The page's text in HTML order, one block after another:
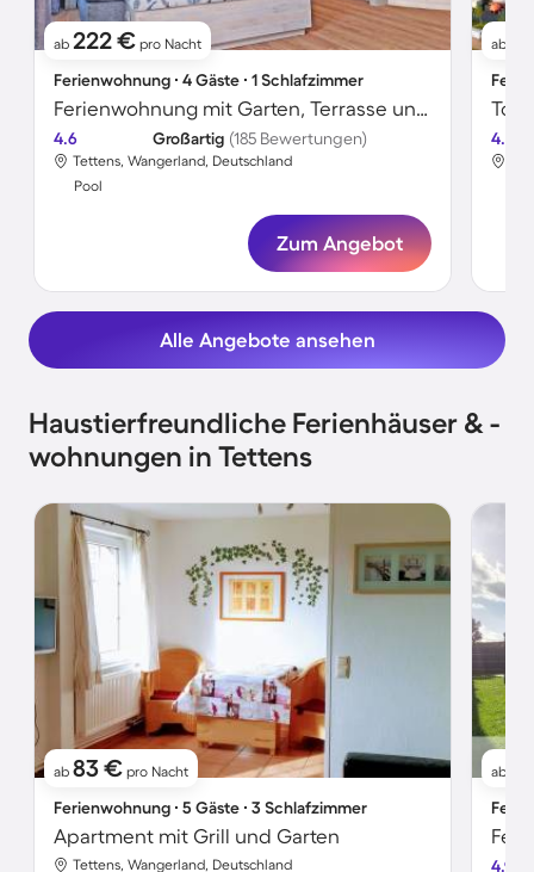
ab 222 € pro Nacht
Ferienwohnung ∙ 4 Gäste ∙ 1 Schlafzimmer
Ferienwohnung mit Garten, Terrasse und Pool | Neben dem Strand | Hunde erlaubt
4.6 Großartig (185 Bewertungen)
Tettens, Wangerland, Deutschland
Pool
Zum Angebot
ab
4.6
Alle Angebote ansehen
Haustierfreundliche Ferienhäuser & -
wohnungen in Tettens
ab 83 € pro Nacht
Ferienwohnung ∙ 5 Gäste ∙ 3 Schlafzimmer
Apartment mit Grill und Garten
Tettens, Wangerland, Deutschland
ab
4.9